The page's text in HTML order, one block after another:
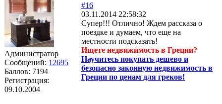
Администратор
Сообщений: 12695
Баллов: 7194
Регистрация:
09.10.2004
#16
03.11.2014 22:58:32
Супер!!! Отлично! Ждем рассказа о
поездке и думаем, что еще на
местности подсказать!
Ищете недвижимость в Греции?
Научитесь покупать дешево и
безопасно законную недвижимость в
Греции по ценам для греков!